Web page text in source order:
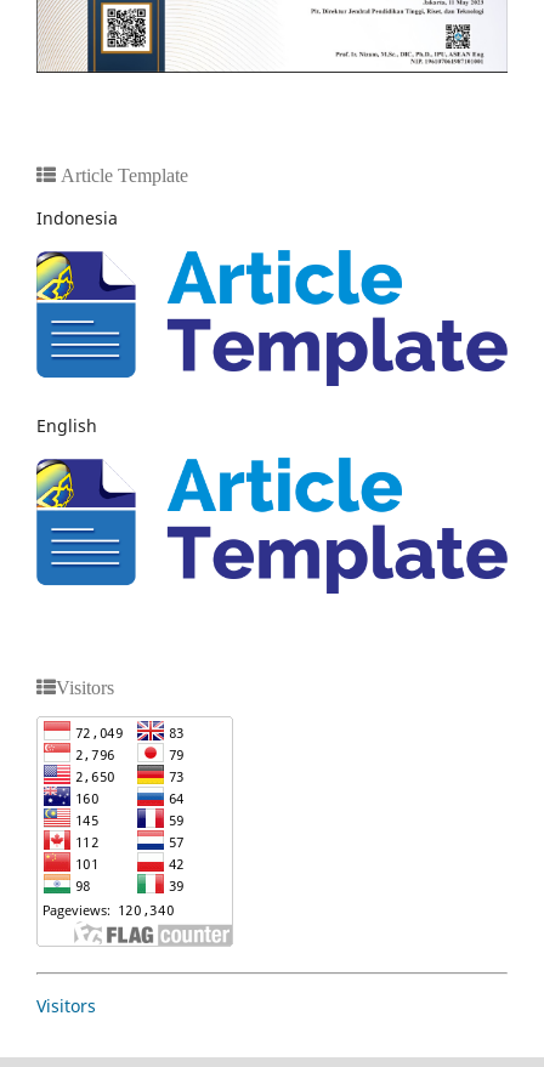
Article Template
Indonesia
English
Visitors
Visitors